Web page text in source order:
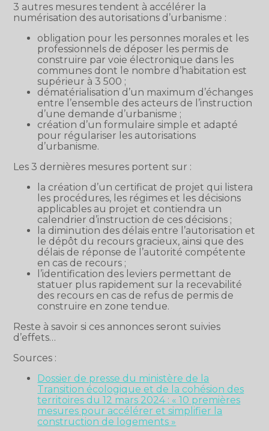
3 autres mesures tendent à accélérer la
numérisation des autorisations d’urbanisme :
obligation pour les personnes morales et les
professionnels de déposer les permis de
construire par voie électronique dans les
communes dont le nombre d’habitation est
supérieur à 3 500 ;
dématérialisation d’un maximum d’échanges
entre l’ensemble des acteurs de l’instruction
d’une demande d’urbanisme ;
création d’un formulaire simple et adapté
pour régulariser les autorisations
d’urbanisme.
Les 3 dernières mesures portent sur :
la création d’un certificat de projet qui listera
les procédures, les régimes et les décisions
applicables au projet et contiendra un
calendrier d’instruction de ces décisions ;
la diminution des délais entre l’autorisation et
le dépôt du recours gracieux, ainsi que des
délais de réponse de l’autorité compétente
en cas de recours ;
l’identification des leviers permettant de
statuer plus rapidement sur la recevabilité
des recours en cas de refus de permis de
construire en zone tendue.
Reste à savoir si ces annonces seront suivies
d’effets…
Sources :
Dossier de presse du ministère de la
Transition écologique et de la cohésion des
territoires du 12 mars 2024 : « 10 premières
mesures pour accélérer et simplifier la
construction de logements »